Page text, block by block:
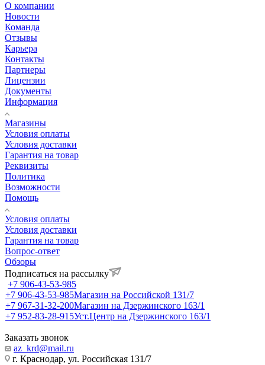
О компании
Новости
Команда
Отзывы
Карьера
Контакты
Партнеры
Лицензии
Документы
Информация
Магазины
Условия оплаты
Условия доставки
Гарантия на товар
Реквизиты
Политика
Возможности
Помощь
Условия оплаты
Условия доставки
Гарантия на товар
Вопрос-ответ
Обзоры
Подписаться на рассылку
+7 906-43-53-985
+7 906-43-53-985Магазин на Российской 131/7
+7 967-31-32-200Магазин на Дзержинского 163/1
+7 952-83-28-915Уст.Центр на Дзержинского 163/1
Заказать звонок
az_krd@mail.ru
г. Краснодар, ул. Российская 131/7